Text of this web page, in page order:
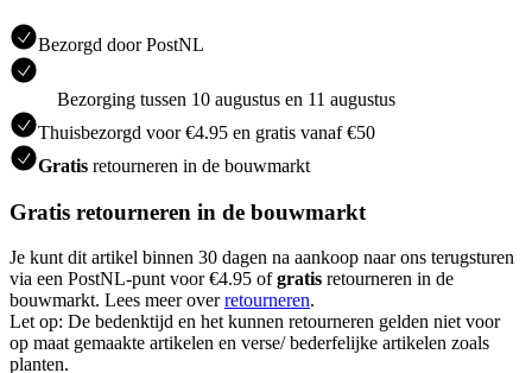
Bezorgd door PostNL
Bezorging tussen 10 augustus en 11 augustus
Thuisbezorgd voor €4.95 en gratis vanaf €50
Gratis retourneren in de bouwmarkt
Gratis retourneren in de bouwmarkt
Je kunt dit artikel binnen 30 dagen na aankoop naar ons terugsturen
via een PostNL-punt voor €4.95 ofgratis retourneren in de
bouwmarkt. Lees meer overretourneren.
Let op: De bedenktijd en het kunnen retourneren gelden niet voor
op maat gemaakte artikelen en verse/ bederfelijke artikelen zoals
planten.